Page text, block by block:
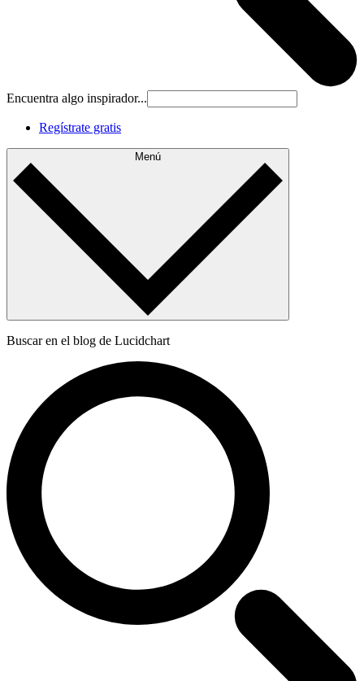
Encuentra algo inspirador...
Regístrate gratis
Menú
Buscar en el blog de Lucidchart